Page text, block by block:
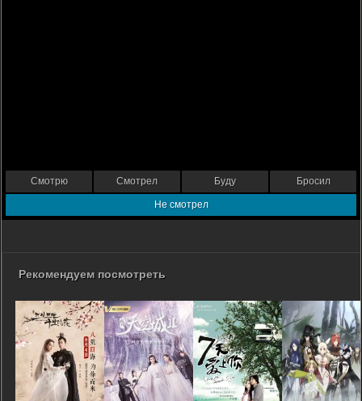
Смотрю Смотрел Буду Бросил
Не смотрел
Рекомендуем посмотреть